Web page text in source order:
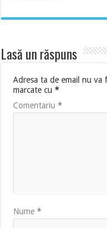
Lasă un răspuns
Adresa ta de email nu va
marcate cu*
Comentariu*
Nume*